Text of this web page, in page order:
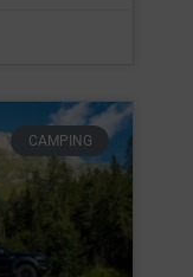
CAMPING